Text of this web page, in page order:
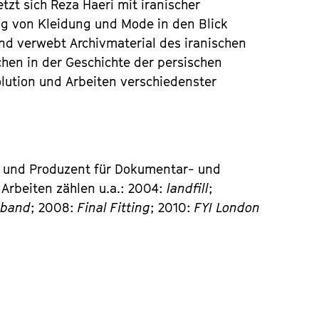
sich Reza Haeri mit iranischer
von Kleidung und Mode in den Blick
verwebt Archivmaterial des iranischen
in der Geschichte der persischen
und Arbeiten verschiedenster
Produzent für Dokumentar- und
zählen u.a.: 2004:landfill;
; 2008:Final Fitting; 2010:FYI London